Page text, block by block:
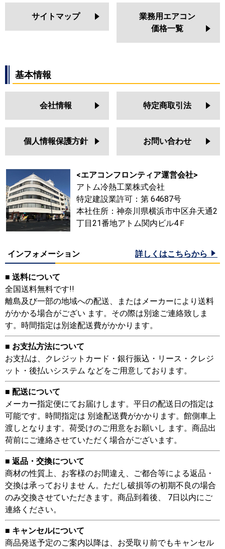
サイトマップ
業務用エアコン
価格一覧
基本情報
会社情報 特定商取引法
個人情報保護方針 お問い合わせ
<エアコンフロンティア運営会社>
アトム冷熱工業株式会社
特定建設業許可：第 64687号
本社住所：神奈川県横浜市中区弁天通2
丁目21番地アトム関内ビル4Ｆ
インフォメーション 詳しくはこちらから
■ 送料について
全国送料無料です!!
離島及び一部の地域への配送、またはメーカーにより送料
がかかる場合がござい ます。その際は別途ご連絡致しま
す。時間指定は別途配送費がかかります。
■ お支払方法について
お支払は、クレジットカード・銀行振込・リース・クレジ
ット・後払いシステム などをご用意しております。
■ 配送について
メーカー指定便にてお届けします。平日の配送日の指定は
可能です。時間指定は 別途配送費がかかります。館側車上
渡しとなります。荷受けのご用意をお願いし ます。商品出
荷前にご連絡させていただく場合がございます。
■ 返品・交換について
商材の性質上、お客様のお間違え、ご都合等による返品・
交換は承っておりませ ん。ただし破損等の初期不良の場合
のみ交換させていただきます。商品到着後、 7日以内にご
連絡ください。
■ キャンセルについて
商品発送予定のご案内以降は、お受取り前でもキャンセル